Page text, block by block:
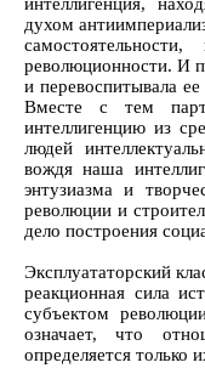
духом
революционности. И
и перевоспитывала
Вместе с тем
интеллигенцию из
людей
вождя наша
энтузиазма и
революции и
дело построения
Эксплуататорский
реакционная сила
субъектом
означает, что
определяется только